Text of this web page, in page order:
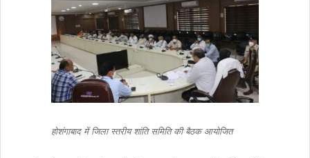
होशंगाबाद में जिला स्तरीय शांति समिति की बैठक आयोजित